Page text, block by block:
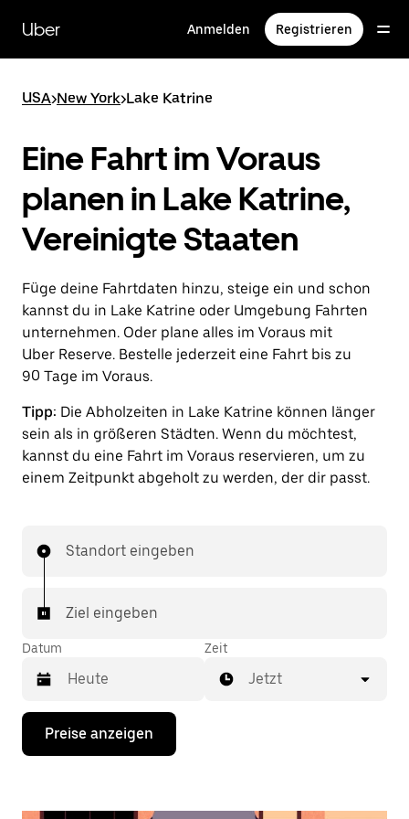
zum
Hauptinhalt
Uber Anmelden Registrieren
USA>New York>Lake Katrine
Eine Fahrt im Voraus
planen in Lake Katrine,
Vereinigte Staaten
Füge deine Fahrtdaten hinzu, steige ein und schon
kannst du in Lake Katrine oder Umgebung Fahrten
unternehmen. Oder plane alles im Voraus mit
Uber Reserve. Bestelle jederzeit eine Fahrt bis zu
90 Tage im Voraus.
Tipp: Die Abholzeiten in Lake Katrine können länger
sein als in größeren Städten. Wenn du möchtest,
kannst du eine Fahrt im Voraus reservieren, um zu
einem Zeitpunkt abgeholt zu werden, der dir passt.
Standort eingeben
Ziel eingeben
Datum
Drücke
Nach-
Zeit
Jetzt
Preise anzeigen